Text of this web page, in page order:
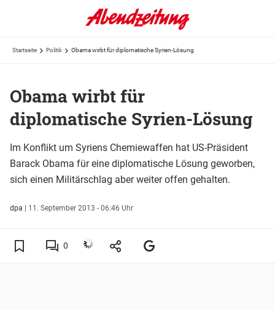
Startseite Politik Obama wirbt für diplomatische Syrien-Lösung
Obama wirbt für
diplomatische Syrien-Lösung
Im Konflikt um Syriens Chemiewaffen hat US-Präsident
Barack Obama für eine diplomatische Lösung geworben,
sich einen Militärschlag aber weiter offen gehalten.
dpa | 11. September 2013 - 06:46 Uhr
0